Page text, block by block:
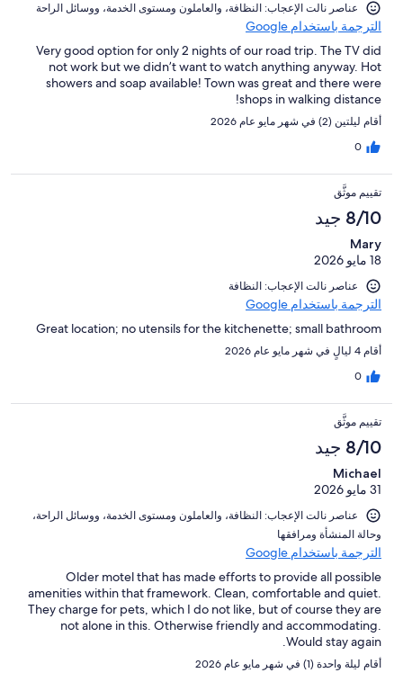
عناصر نالت الإعجاب: ⁦النظافة⁩، و⁦العاملون ومستوى الخدمة⁩، و⁦وسائل الراحة⁩
الترجمة باستخدام Google
Very good option for only 2 nights of our road trip. The TV did
not work but we didn’t want to watch anything anyway. Hot
showers and soap available! Town was great and there were
shops in walking distance!
أقام ليلتين (2) في شهر مايو عام 2026
0
تقييم موثَّق
8/10 جيد
Mary
18 مايو 2026
عناصر نالت الإعجاب: النظافة
الترجمة باستخدام Google
Great location; no utensils for the kitchenette; small bathroom
أقام 4 ليالٍ في شهر مايو عام 2026
0
تقييم موثَّق
8/10 جيد
Michael
31 مايو 2026
عناصر نالت الإعجاب: ⁦النظافة⁩، و⁦العاملون ومستوى الخدمة⁩، و⁦وسائل الراحة⁩،
و⁦حالة المنشأة ومرافقها⁩
الترجمة باستخدام Google
Older motel that has made efforts to provide all possible
amenities within that framework. Clean, comfortable and quiet.
They charge for pets, which I do not like, but of course they are
not alone in this. Otherwise friendly and accommodating.
Would stay again.
أقام ليلة واحدة (1) في شهر مايو عام 2026